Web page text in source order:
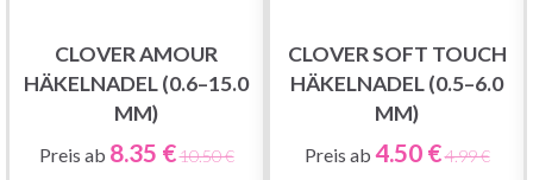
CLOVER AMOUR
HÄKELNADEL (0.6–15.0
MM)
Preis ab 8.35 €10.50 €
CLOVER SOFT TOUCH
HÄKELNADEL (0.5–6.0
MM)
Preis ab 4.50 €4.99 €